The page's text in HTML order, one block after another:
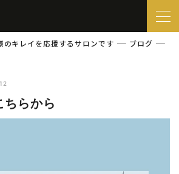
キレイを応援するサロンです ブログ
ちらから